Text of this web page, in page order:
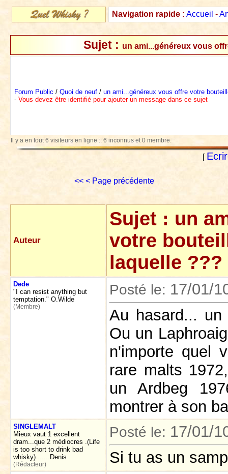
Navigation rapide : Accueil -
Sujet : un ami...généreux vous
Forum Public / Quoi de neuf / un ami...généreux vous offre votre
- Vous devez être identifié pour ajouter un message dans ce sujet
Il y a en tout 6 visiteurs en ligne :: 6 inconnus et 0 membre.
[
<< < Page précédente
Auteur
Sujet : un
votre
laquelle ???
Dede
"I can resist anything but
temptation." O.Wilde
(Membre)
Posté le: 17/01/
Au hasard... un
Ou un
n'importe quel
rare malts
un Ardbeg
montrer à son
SINGLEMALT
Mieux vaut 1 excellent
dram...que 2 médiocres .(Life
is too short to drink bad
whisky).......Denis
(Rédacteur)
Posté le: 17/01/
Si tu as un